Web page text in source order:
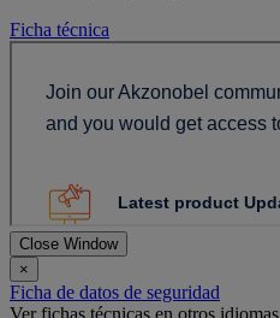
Ficha técnica
Close Window
×
Ficha de datos de seguridad
Ver fichas técnicas en otros idiomas